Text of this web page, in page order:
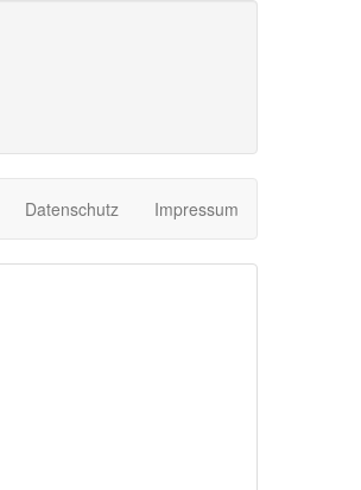
Datenschutz Impressum